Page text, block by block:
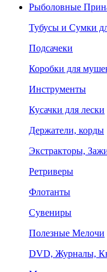
Рыболовные
Тубусы и Сумки
Подсачеки
Коробки для
Инструменты
Кусачки для лески
Держатели, корды
Экстракторы,
Ретриверы
Флотанты
Сувениры
Полезные Мелочи
DVD, Журналы,